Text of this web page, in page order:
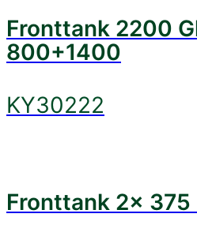
Fronttank 2200
800+1400
KY30222
Fronttank 2x 375